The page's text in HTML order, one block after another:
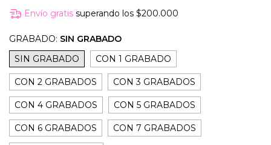
Envío gratis superando los$200.000
GRABADO: SIN GRABADO
SIN GRABADO
CON 1 GRABADO
CON 2 GRABADOS CON 3 GRABADOS
CON 4 GRABADOS CON 5 GRABADOS
CON 6 GRABADOS CON 7 GRABADOS